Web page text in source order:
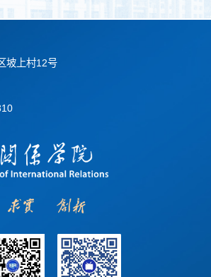
坡上村12号